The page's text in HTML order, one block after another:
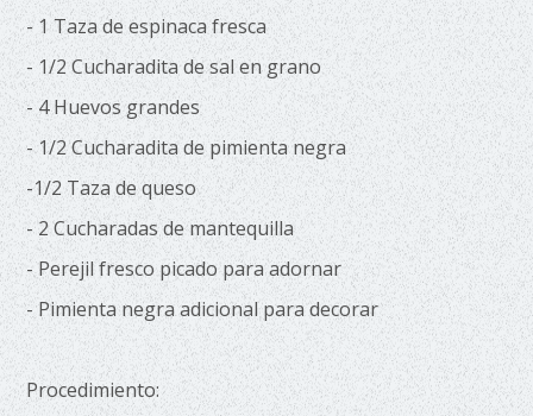
- 1 Taza de espinaca fresca
- 1/2 Cucharadita de sal en grano
- 4 Huevos grandes
- 1/2 Cucharadita de pimienta negra
-1/2 Taza de queso
- 2 Cucharadas de mantequilla
- Perejil fresco picado para adornar
- Pimienta negra adicional para decorar
Procedimiento: